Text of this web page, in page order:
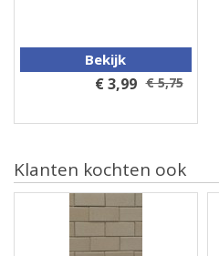
Bekijk
€ 3,99 € 5,75
Klanten kochten ook